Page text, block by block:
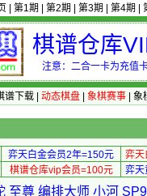
第1期 第2期 第3期 第4期
棋谱仓库
注意：二合一卡为充值
谱下载| 动态棋盘| 象棋赛事| 象
弈天白金会员2年=150元 弈天
棋谱仓库vip会员=100元 弈天
至尊 编排大师 小河